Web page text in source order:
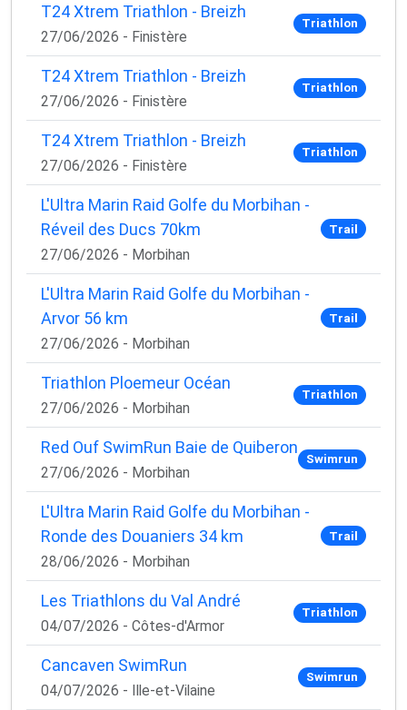
T24 Xtrem Triathlon - Breizh
27/06/2026 - Finistère
Triathlon
T24 Xtrem Triathlon - Breizh
27/06/2026 - Finistère
Triathlon
T24 Xtrem Triathlon - Breizh
27/06/2026 - Finistère
Triathlon
L'Ultra Marin Raid Golfe du Morbihan -
Réveil des Ducs 70km
27/06/2026 - Morbihan
Trail
L'Ultra Marin Raid Golfe du Morbihan -
Arvor 56 km
27/06/2026 - Morbihan
Trail
Triathlon Ploemeur Océan
27/06/2026 - Morbihan
Triathlon
Red Ouf SwimRun Baie de Quiberon
27/06/2026 - Morbihan
Swimrun
L'Ultra Marin Raid Golfe du Morbihan -
Ronde des Douaniers 34 km
28/06/2026 - Morbihan
Trail
Les Triathlons du Val André
04/07/2026 - Côtes-d'Armor
Triathlon
Cancaven SwimRun
04/07/2026 - Ille-et-Vilaine
Swimrun